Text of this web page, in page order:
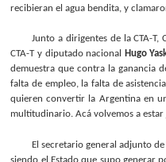
recibieran el agua bendita, y
Junto a dirigentes de la CTA-T,
CTA-T y diputado nacional
Hugo
demuestra que contra la ganancia
falta de empleo, la falta de
quieren convertir la Argentina en
multitudinario. Acá volvemos a
El secretario general adjunto
siendo el Estado que supo generar